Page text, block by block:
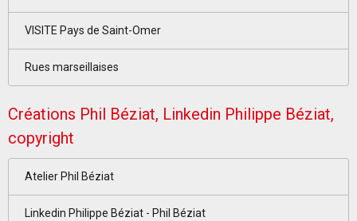
VISITE Pays de Saint-Omer
Rues marseillaises
Créations Phil Béziat, Linkedin Philippe Béziat,
copyright
Atelier Phil Béziat
Linkedin Philippe Béziat - Phil Béziat